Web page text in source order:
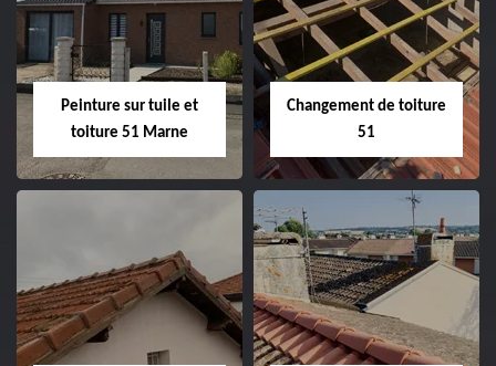
de façade 51
51
Peinture sur tuile et
toiture 51 Marne
Peinture sur tuile
et toiture 51
Marne
Changement de toiture
51
Changement de
toiture 51